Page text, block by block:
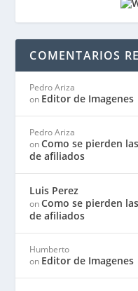
COMENTARIOS
Pedro Ariza
on Editor de Imagenes
Pedro Ariza
onComo se pierden
de afiliados
Luis Perez
onComo se pierden
de afiliados
Humberto
on Editor de Imagenes